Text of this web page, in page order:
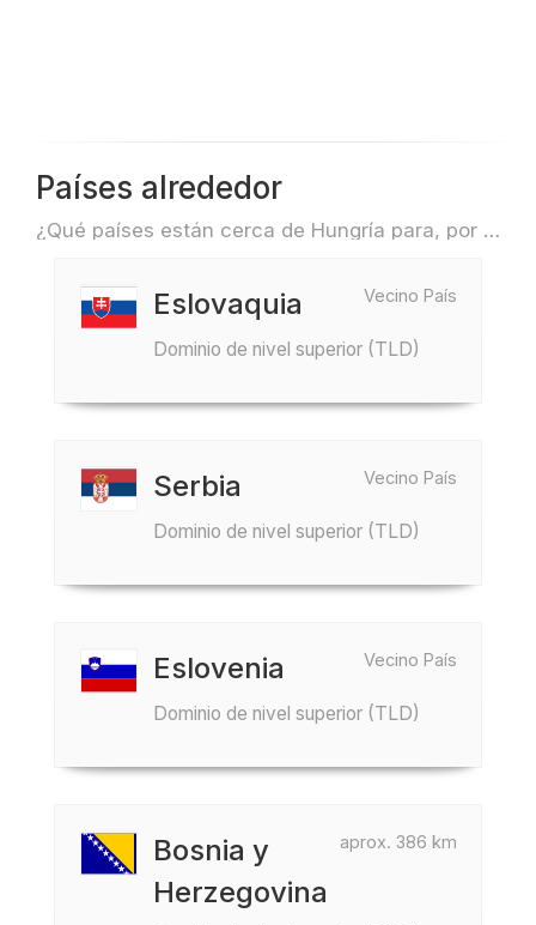
Países alrededor
¿Qué países están cerca de Hungría para, por ejemplo, viajar o volar?
Vecino País
Eslovaquia
Dominio de nivel superior (TLD)
Vecino País
Serbia
Dominio de nivel superior (TLD)
Vecino País
Eslovenia
Dominio de nivel superior (TLD)
aprox. 386 km
Bosnia y
Herzegovina